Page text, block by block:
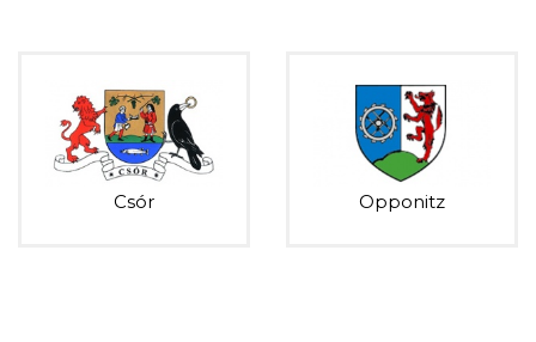
Csór Opponitz